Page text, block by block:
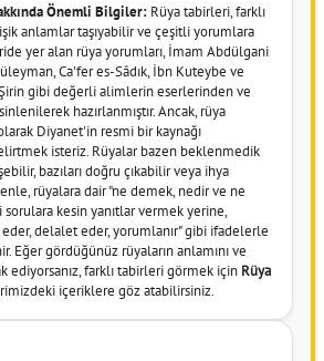
Önemli Bilgiler: Rüya tabirleri, farklı
anlamlar taşıyabilir ve çeşitli yorumlara
yer alan rüya yorumları, İmam Abdülgani
Ca'fer es-Sâdık, İbn Kuteybe ve
gibi değerli alimlerin eserlerinden ve
hazırlanmıştır. Ancak, rüya
Diyanet'in resmi bir kaynağı
isteriz. Rüyalar bazen beklenmedik
bazıları doğru çıkabilir veya ihya
rüyalara dair "ne demek, nedir ve ne
kesin yanıtlar vermek yerine,
delalet eder, yorumlanır" gibi ifadelerle
Eğer gördüğünüz rüyaların anlamını ve
ediyorsanız, farklı tabirleri görmek için Rüya
içeriklere göz atabilirsiniz.